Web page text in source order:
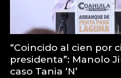
“Coincido al cien por
presidenta”: Manolo
caso Tania ‘N’